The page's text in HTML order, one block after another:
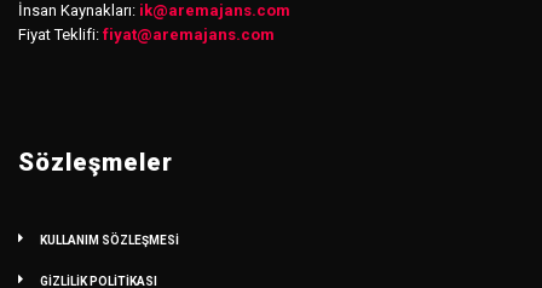
İnsan Kaynakları: ik@aremajans.com
Fiyat Teklifi: fiyat@aremajans.com
Sözleşmeler
KULLANIM SÖZLEŞMESİ
GİZLİLİK POLİTİKASI